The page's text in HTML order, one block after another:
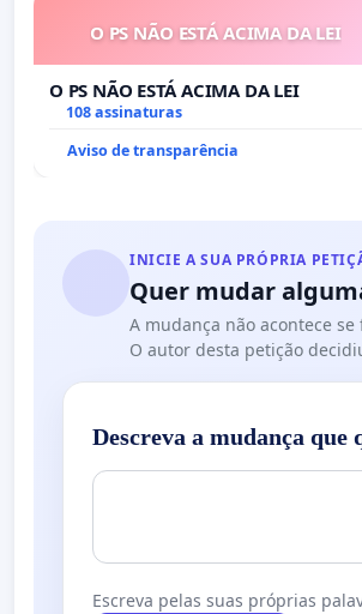
O PS NÃO ESTÁ ACIMA DA LEI
O PS NÃO ESTÁ ACIMA DA LEI
108 assinaturas
Aviso de transparência
INICIE A SUA PRÓPRIA
Quer mudar
A mudança não acontece se
O autor desta petição
Descreva a mudança que
Escreva pelas suas próprias